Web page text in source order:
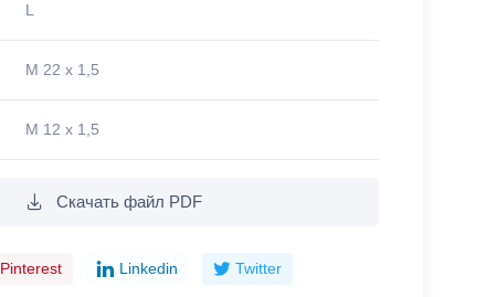
L
M 22 x 1,5
M 12 x 1,5
Скачать файл PDF
Pinterest Linkedin Twitter